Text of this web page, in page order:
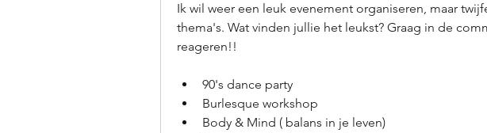
Ik wil weer een leuk evenement organiseren, maar
thema's. Wat vinden jullie het leukst? Graag in de
reageren!!
90's dance party
Burlesque workshop
Body & Mind ( balans in je leven)